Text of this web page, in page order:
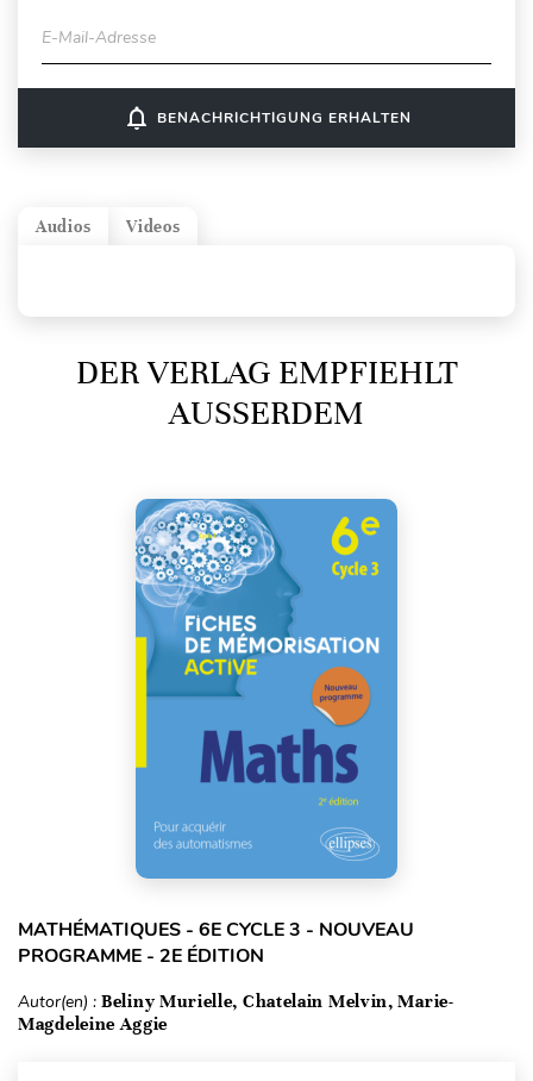
E-Mail-Adresse
notifications_none BENACHRICHTIGUNG ERHALTEN
Videos
Audios
DER VERLAG EMPFIEHLT
AUSSERDEM
MATHÉMATIQUES - 6E CYCLE 3 - NOUVEAU
PROGRAMME - 2E ÉDITION
Autor(en) : Beliny Murielle, Chatelain Melvin, Marie-
Magdeleine Aggie